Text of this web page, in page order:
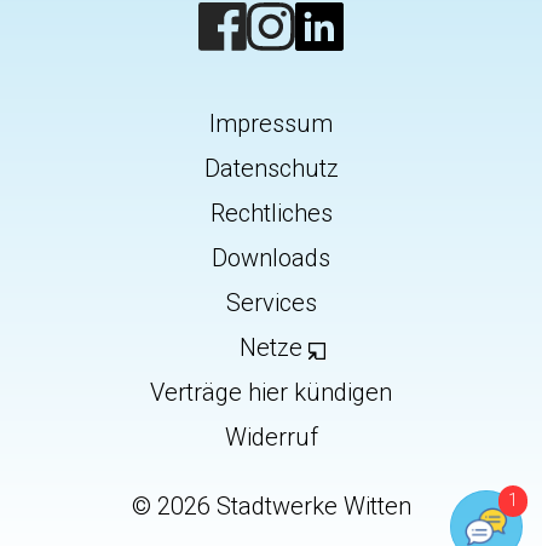
Impressum
Datenschutz
Rechtliches
Downloads
Services
Netze
Verträge hier kündigen
Widerruf
© 2026 Stadtwerke Witten